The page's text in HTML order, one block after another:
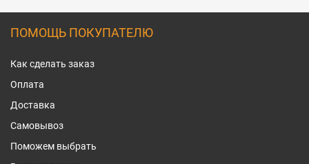
ПОМОЩЬ ПОКУПАТЕЛЮ
Как сделать заказ
Оплата
Доставка
Самовывоз
Поможем выбрать